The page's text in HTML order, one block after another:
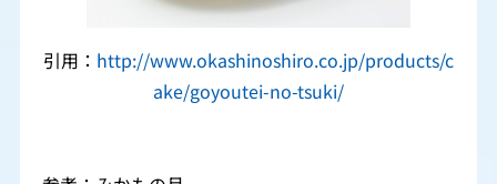
引用：http://www.okashinoshiro.co.jp/products/c
ake/goyoutei-no-tsuki/